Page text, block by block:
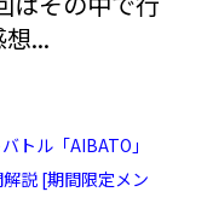
...